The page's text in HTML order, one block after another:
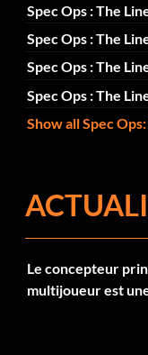
Spec Ops : The
Spec Ops : The
Spec Ops : The
Spec Ops : The
Show all Spec
Le concepteur
multijoueur est